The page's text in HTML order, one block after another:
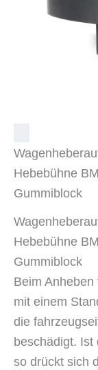
Hebebühne
Gummiblock
Hebebühne
Gummiblock
Beim
mit einem
die
beschädigt. Ist
so drückt sich